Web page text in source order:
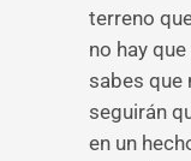
terreno
no hay
sabes que
seguirán
en un